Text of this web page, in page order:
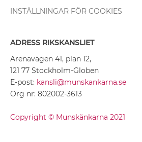
INSTÄLLNINGAR FÖR COOKIES
ADRESS RIKSKANSLIET
Arenavägen 41, plan 12,
121 77 Stockholm-Globen
E-post: kansli@munskankarna.se
Org nr: 802002-3613
Copyright © Munskänkarna 2021